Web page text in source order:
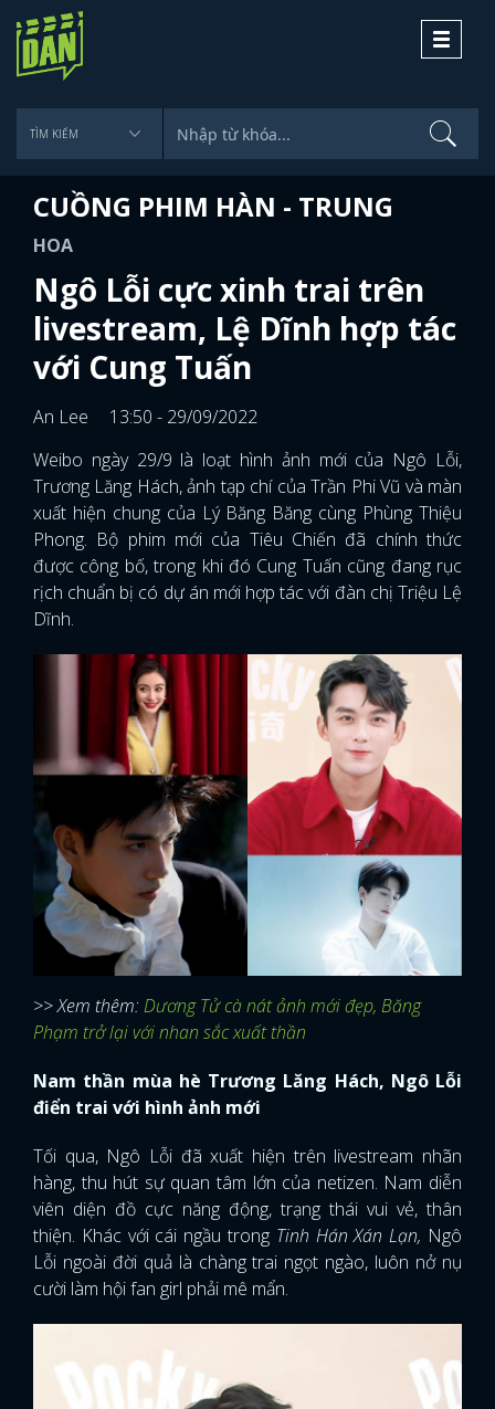
Toggle
CUỒNG PHIM HÀN - TRUNG
HOA
Ngô Lỗi cực xinh trai trên
livestream, Lệ Dĩnh hợp tác
với Cung Tuấn
An Lee
13:50 - 29/09/2022
Weibo ngày 29/9 là loạt hình ảnh mới của Ngô Lỗi,
Trương Lăng Hách, ảnh tạp chí của Trần Phi Vũ và màn
xuất hiện chung của Lý Băng Băng cùng Phùng Thiệu
Phong. Bộ phim mới của Tiêu Chiến đã chính thức
được công bố, trong khi đó Cung Tuấn cũng đang rục
rịch chuẩn bị có dự án mới hợp tác với đàn chị Triệu Lệ
Dĩnh.
>> Xem thêm:Dương Tử cà nát ảnh mới đẹp, Băng
Phạm trở lại với nhan sắc xuất thần
Nam thần mùa hè Trương Lăng Hách, Ngô Lỗi
điển trai với hình ảnh mới
Tối qua, Ngô Lỗi đã xuất hiện trên livestream nhãn
hàng, thu hút sự quan tâm lớn của netizen. Nam diễn
viên diện đồ cực năng động, trạng thái vui vẻ, thân
thiện. Khác với cái ngầu trong Tinh Hán Xán Lạn, Ngô
Lỗi ngoài đời quả là chàng trai ngọt ngào, luôn nở nụ
cười làm hội fan girl phải mê mẩn.